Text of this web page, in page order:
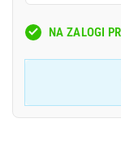
NA ZALOGI